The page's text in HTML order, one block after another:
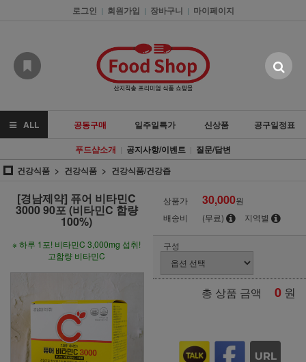
로그인 | 회원가입 | 장바구니 | 마이페이지
ALL 공동구매 일주일특가 신상품
공구일정표
푸드샵소개 | 공지사항/이벤트 | 질문/답변
건강식품
건강식품 건강식품/건강즙
[경남제약] 퓨어 비타민C
3000 90포 (비타민C 함량
100%)
※ 하루 1포! 비타민C 3,000mg 섭취!
고함량 비타민C
상품가 30,000원
배송비
(무료) 지역별
구성
총 상품 금액 0 원